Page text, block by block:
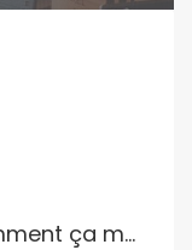
Qu'est-ce que l'IPTV, et comment ça marche?